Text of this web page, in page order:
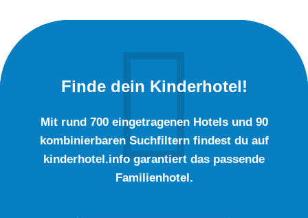
Finde dein Kinderhotel!
Mit rund 700 eingetragenen Hotels und 90
kombinierbaren Suchfiltern findest du auf
kinderhotel.info garantiert das passende
Familienhotel.